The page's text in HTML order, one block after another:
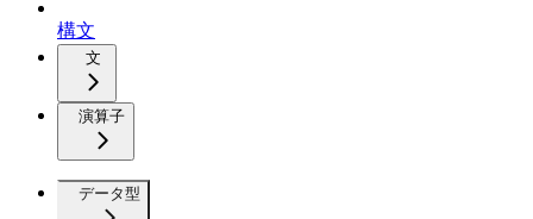
構文
文
演算子
データ型